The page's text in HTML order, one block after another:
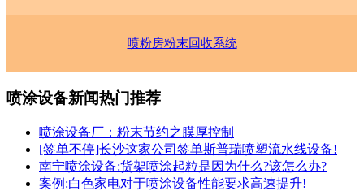
喷粉房粉末回收系统
喷涂设备新闻热门推荐
喷涂设备厂：粉末节约之膜厚控制
[签单不停]长沙这家公司签单斯普瑞喷塑流水线设备!
南宁喷涂设备:货架喷涂起粒是因为什么?该怎么办?
案例:白色家电对于喷涂设备性能要求高速提升!